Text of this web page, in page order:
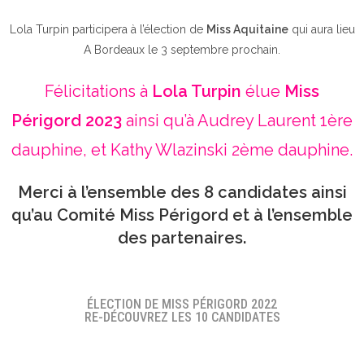
Lola Turpin participera à l’élection de Miss Aquitainequi aura lieu
A Bordeaux le 3 septembre prochain.
Félicitations à Lola Turpin élue Miss
Périgord 2023 ainsi qu’à Audrey Laurent 1ère
dauphine, et Kathy Wlazinski 2ème dauphine.
Merci à l’ensemble des 8 candidates ainsi
qu’au Comité Miss Périgord et à l’ensemble
des partenaires.
ÉLECTION DE MISS PÉRIGORD 2022
RE-DÉCOUVREZ LES 10 CANDIDATES